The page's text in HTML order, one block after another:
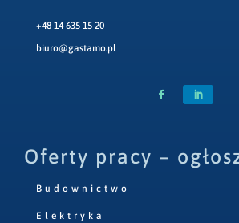
+48 14 635 15 20
biuro@gastamo.pl
Oferty pracy –
Budownictwo
Elektryka